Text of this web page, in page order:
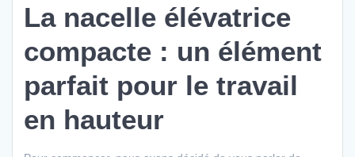
La nacelle élévatrice
compacte : un élément
parfait pour le travail
en hauteur